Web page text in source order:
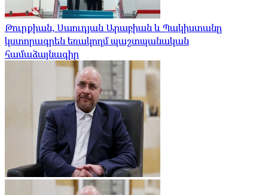
Թուրքիան, Սաուդյան Արաբիան և Պակիստանը
կստորագրեն եռակողմ պաշտպանական
համաձայնագիր